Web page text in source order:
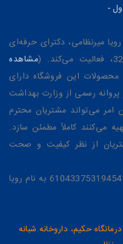
-
میرنظامی، دکترای حرفه‌ای
مشاهده
محصولات این فروشگاه دارای
رسمی از وزارت بهداشت
امر می‌تواند مشتریان محترم
می‌کنند کاملاً مطمئن سازد.
از نظر کیفیت و صحت
شماره کارت جهت خرید محصولات : 6104337531945416 به نام رویا
حکیم، داروخانه شبانه